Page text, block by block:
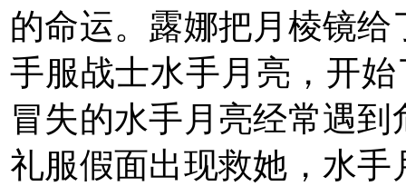
的命运。露娜把月棱镜
手服战士水手月亮，开
冒失的水手月亮经常遇
礼服假面出现救她，水